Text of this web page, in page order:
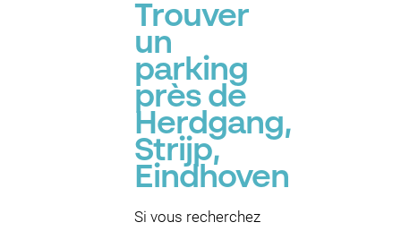
Trouver
un
parking
près de
Herdgang,
Strijp,
Eindhoven
Si vous recherchez